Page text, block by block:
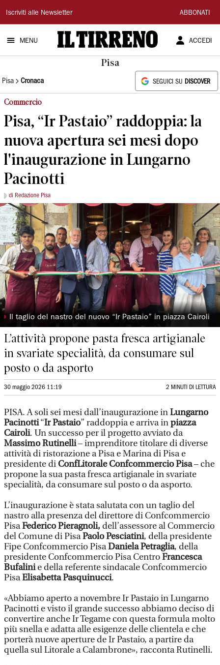
Il
Tirreno
Iscriviti alle Newsletter ABBONATI
MENU ACCEDI
Pisa
Pisa Cronaca SEGUICI SU DISCOVER
Commercio
Pisa, “Ir Pastaio” raddoppia: la
nuova apertura sei mesi dopo
l'inaugurazione in Lungarno
Pacinotti
di Redazione Pisa
◗ Il taglio del nastro del nuovo “Ir Pastaio” in piazza Cairoli
L’attività propone pasta fresca artigianale
in svariate specialità, da consumare sul
posto o da asporto
30 maggio 2026 11:19 2 MINUTI DI LETTURA
PISA. A soli sei mesi dall’inaugurazione inLungarno
Pacinotti“Ir Pastaio” raddoppia e arriva inpiazza
Cairoli. Un successo per il progetto avviato da
Massimo Rutinelli– imprenditore titolare di diverse
attività di ristorazione a Pisa e Marina di Pisa e
presidente di ConfLitorale Confcommercio Pisa– che
propone la sua pasta fresca artigianale in svariate
specialità, da consumare sul posto o da asporto.
L’inaugurazione è stata salutata con un taglio del
nastro alla presenza del direttore di Confcommercio
PisaFederico Pieragnoli, dell’assessore al Commercio
del Comune di PisaPaolo Pesciatini, della presidente
Fipe Confcommercio PisaDaniela Petraglia, della
presidente Confcommercio Pisa CentroFrancesca
Bufalinie della referente sindacale Confcommercio
PisaElisabetta Pasquinucci.
«Abbiamo aperto a novembre Ir Pastaio in Lungarno
Pacinotti e visto il grande successo abbiamo deciso di
convertire anche Ir Tegame con questa formula molto
più snella e adatta alle esigenze delle clientela e che
porterà nuove aperture de Ir Pastaio, a partire da
quella sul Litorale a Calambrone», racconta Rutinelli.